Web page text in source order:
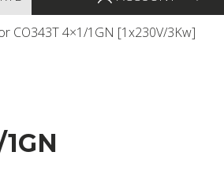
CO343T 4×1/1GN [1x230V/3Kw]